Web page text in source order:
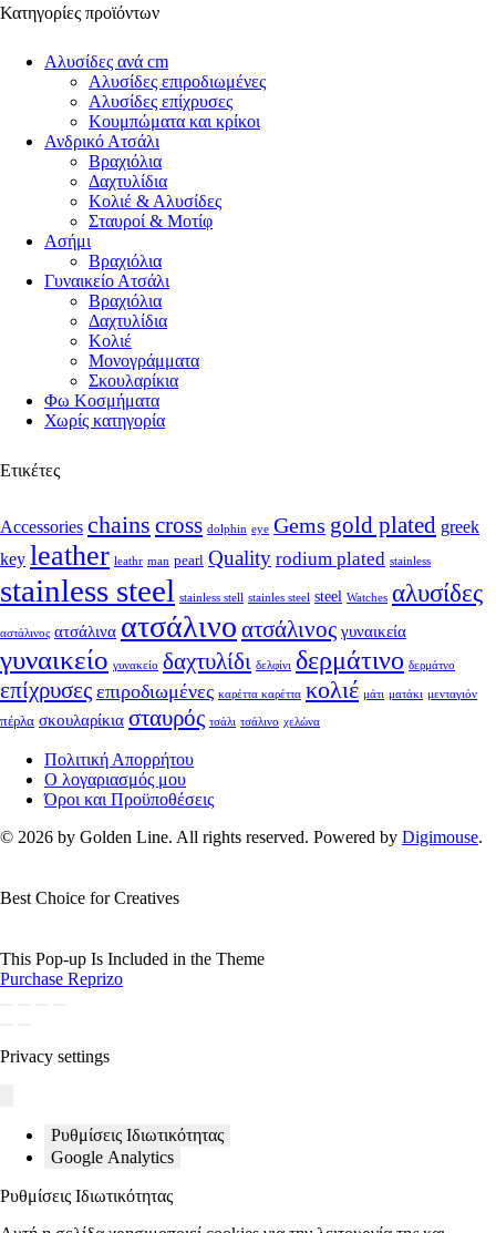
Κατηγορίες προϊόντων
Αλυσίδες ανά cm
Αλυσίδες επιροδιωμένες
Αλυσίδες επίχρυσες
Κουμπώματα και κρίκοι
Ανδρικό Ατσάλι
Βραχιόλια
Δαχτυλίδια
Κολιέ & Αλυσίδες
Σταυροί & Μοτίφ
Ασήμι
Βραχιόλια
Γυναικείο Ατσάλι
Βραχιόλια
Δαχτυλίδια
Κολιέ
Μονογράμματα
Σκουλαρίκια
Φω Κοσμήματα
Χωρίς κατηγορία
Ετικέτες
Accessories chains cross dolphin eye Gems gold plated greek
key leather leathr man pearl Quality rodium plated stainless
stainless steel stainless stell stainles steel steel Watches αλυσίδες
αστάλινος ατσάλινα ατσάλινο ατσάλινος γυναικεία
γυναικείο γυνακείο δαχτυλίδι δελφίνι δερμάτινο δερμάτνο
επίχρυσες επιροδιωμένες καρέττα καρέττα κολιέ μάτι ματάκι μενταγιόν
πέρλα σκουλαρίκια σταυρός τσάλι τσάλινο χελώνα
Πολιτική Απορρήτου
Ο λογαριασμός μου
Όροι και Προϋποθέσεις
© 2026 by Golden Line. All rights reserved. Powered by Digimouse.
Best Choice for Creatives
This Pop-up Is Included in the Theme
Purchase Reprizo
Privacy settings
Ρυθμίσεις Ιδιωτικότητας
Google Analytics
Ρυθμίσεις Ιδιωτικότητας